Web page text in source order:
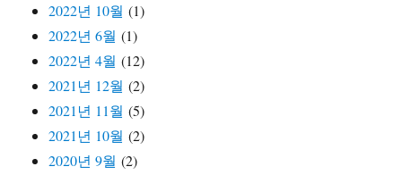
2022년 10월 (1)
2022년 6월 (1)
2022년 4월 (12)
2021년 12월 (2)
2021년 11월 (5)
2021년 10월 (2)
2020년 9월 (2)